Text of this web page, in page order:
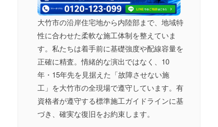
大竹市の沿岸住宅地から内陸部まで、地域特
性に合わせた柔軟な施工体制を整えていま
す。私たちは着手前に基礎強度や配線容量を
正確に精査。情緒的な演出ではなく、10
年・15年先を見据えた「故障させない施
工」を大竹市の全現場で遵守しています。有
資格者が遵守する標準施工ガイドラインに基
づき、確実な復旧をお約束します。